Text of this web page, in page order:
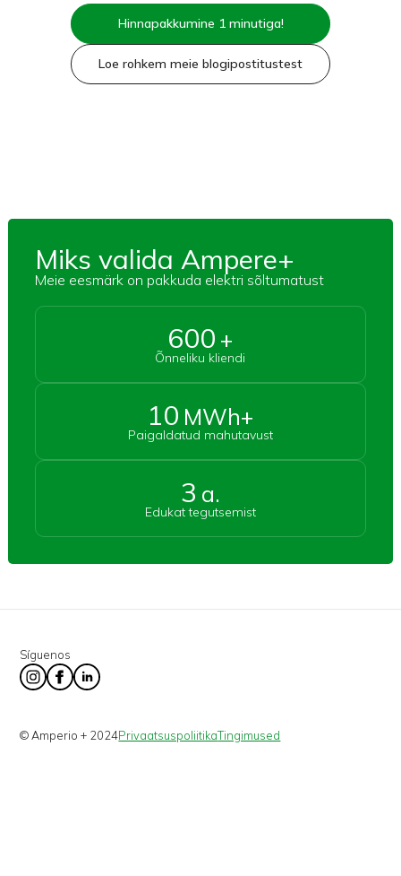
Hinnapakkumine 1 minutiga!
Loe rohkem meie blogipostitustest
Miks valida Ampere+
Meie eesmärk on pakkuda elektri sõltumatust
600 +
Õnneliku kliendi
10 MWh+
Paigaldatud mahutavust
3 a.
Edukat tegutsemist
Síguenos
© Amperio + 2024PrivaatsuspoliitikaTingimused